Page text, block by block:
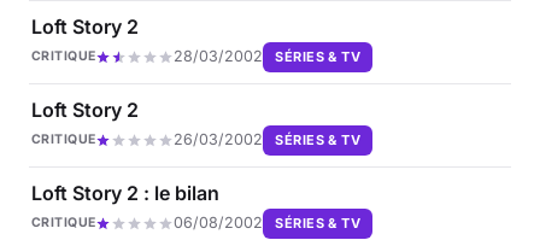
Loft Story 2
CRITIQUE 28/03/2002 SÉRIES & TV
Loft Story 2
CRITIQUE 26/03/2002 SÉRIES & TV
Loft Story 2 : le bilan
CRITIQUE 06/08/2002 SÉRIES & TV